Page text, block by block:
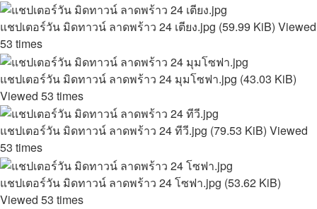
แชปเตอร์วัน มิดทาวน์ ลาดพร้าว 24 เตียง.jpg (59.99 KiB) Viewed
53 times
แชปเตอร์วัน มิดทาวน์ ลาดพร้าว 24 มุมโซฟา.jpg (43.03 KiB)
Viewed 53 times
แชปเตอร์วัน มิดทาวน์ ลาดพร้าว 24 ทีวี.jpg (79.53 KiB) Viewed
53 times
แชปเตอร์วัน มิดทาวน์ ลาดพร้าว 24 โซฟา.jpg (53.62 KiB)
Viewed 53 times